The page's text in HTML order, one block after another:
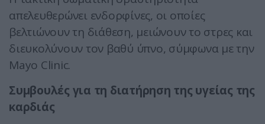
απελευθερώνει ενδορφίνες, οι οποίες
βελτιώνουν τη διάθεση, μειώνουν το στρες και
διευκολύνουν τον βαθύ ύπνο, σύμφωνα με την
Mayo Clinic.
Συμβουλές για τη διατήρηση της υγείας της
καρδιάς